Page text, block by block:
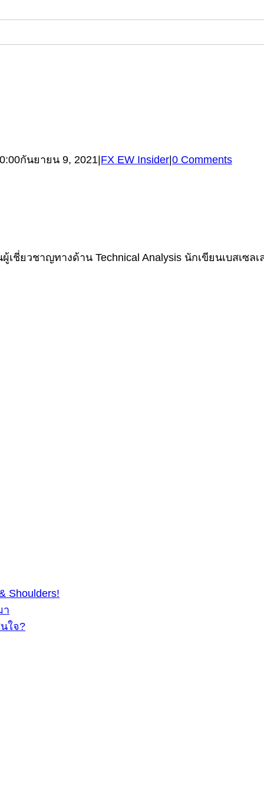
กันยายน 9, 2021|FX EW Insider|0 Comments
ยวชาญทางด้าน Technical Analysis นักเขียนเบสเซลเ
Shoulders!
า
ใจ?